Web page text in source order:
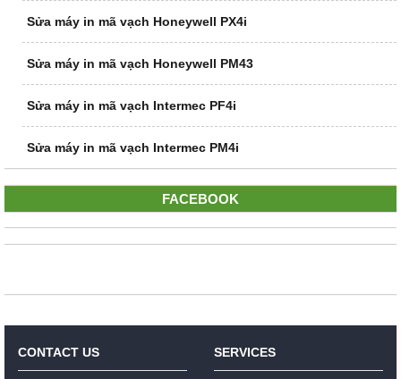
Sửa máy in mã vạch Honeywell PX4i
Sửa máy in mã vạch Honeywell PM43
Sửa máy in mã vạch Intermec PF4i
Sửa máy in mã vạch Intermec PM4i
FACEBOOK
CONTACT US SERVICES